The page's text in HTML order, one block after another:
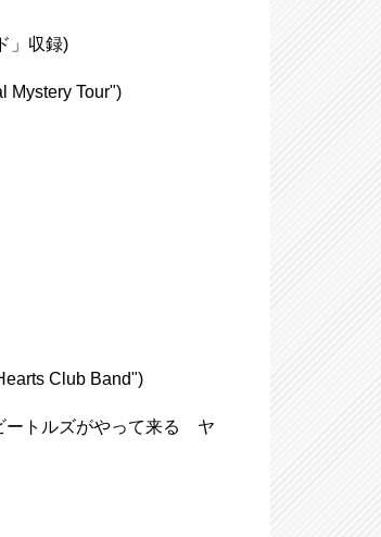
」収録)
Mystery Tour")
Club Band")
ートルズがやって来る ヤ